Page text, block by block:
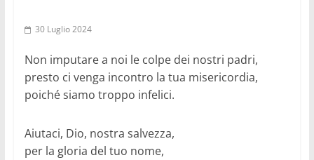
30 Luglio 2024
Non imputare a noi le colpe dei nostri padri,
presto ci venga incontro la tua misericordia,
poiché siamo troppo infelici.
Aiutaci, Dio, nostra salvezza,
per la gloria del tuo nome,